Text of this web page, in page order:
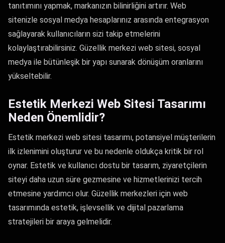
tanıtımını yapmak, markanızın bilinirliğini artırır. Web
sitenizle sosyal medya hesaplarınız arasında entegrasyon
sağlayarak kullanıcıların sizi takip etmelerini
kolaylaştırabilirsiniz. Güzellik merkezi web sitesi, sosyal
medya ile bütünleşik bir yapı sunarak dönüşüm oranlarını
yükseltebilir.
Estetik Merkezi Web Sitesi Tasarımı
Neden Önemlidir?
Estetik merkezi web sitesi tasarımı, potansiyel müşterilerin
ilk izlenimini oluşturur ve bu nedenle oldukça kritik bir rol
oynar. Estetik ve kullanıcı dostu bir tasarım, ziyaretçilerin
siteyi daha uzun süre gezmesine ve hizmetlerinizi tercih
etmesine yardımcı olur. Güzellik merkezleri için web
tasarımında estetik, işlevsellik ve dijital pazarlama
stratejileri bir araya gelmelidir.